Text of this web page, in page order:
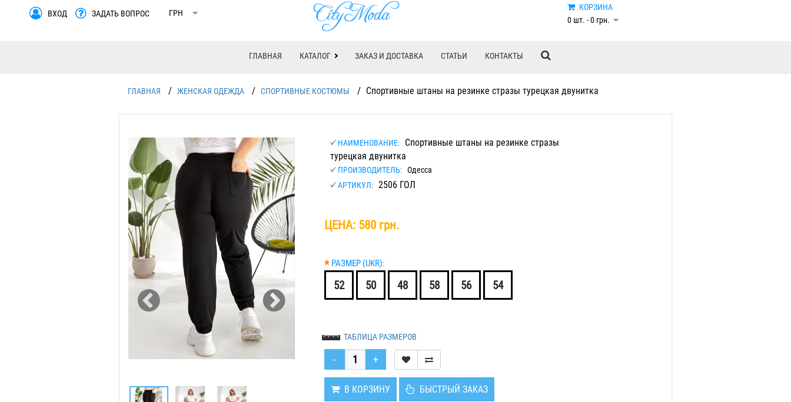
КОРЗИНА
0 шт. - 0 грн.
ВХОД ЗАДАТЬ ВОПРОС
ГЛАВНАЯ КАТАЛОГ ЗАКАЗ И ДОСТАВКА СТАТЬИ КОНТАКТЫ
ГЛАВНАЯ / ЖЕНСКАЯ ОДЕЖДА / СПОРТИВНЫЕ КОСТЮМЫ / Спортивные штаны на резинке стразы турецкая двунитка
НАИМЕНОВАНИЕ:
Спортивные штаны на резинке стразы
турецкая двунитка
ПРОИЗВОДИТЕЛЬ: Одесса
АРТИКУЛ: 2506 ГОЛ
ЦЕНА: 580 грн.
* РАЗМЕР (UKR):
52 50 48 58 56 54
ТАБЛИЦА РАЗМЕРОВ
В КОРЗИНУ БЫСТРЫЙ ЗАКАЗ